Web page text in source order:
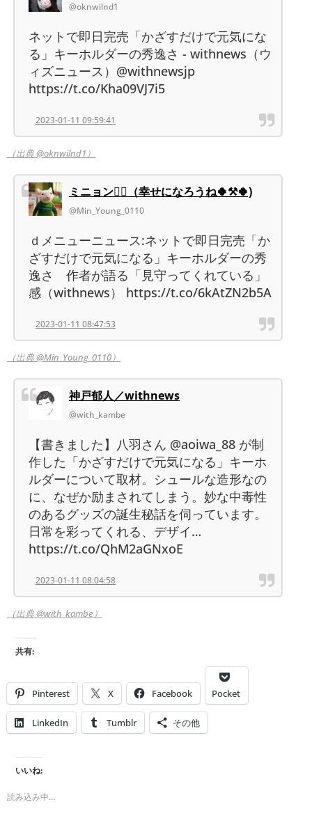
@oknwilnd1
ネットで即日完売「かざすだけで元気にな
る」キーホルダーの秀逸さ - withnews（ウ
ィズニュース）@withnewsjp
https://t.co/Kha09VJ7i5
2023-01-11 09:59:41
（出典 @oknwilnd1）
ミニョン🏳️‍🌈（幸せになろうね🍀⚒️🍀)
@Min_Young_0110
ｄメニューニュース:ネットで即日完売「か
ざすだけで元気になる」キーホルダーの秀
逸さ 作者が語る「見守ってくれている」
感（withnews） https://t.co/6kAtZN2b5A
2023-01-11 08:47:53
（出典 @Min_Young_0110）
神戸郁人／withnews
@with_kambe
【書きました】八羽さん @aoiwa_88 が制
作した「かざすだけで元気になる」キーホ
ルダーについて取材。シュールな造形なの
に、なぜか励まされてしまう。妙な中毒性
のあるグッズの誕生秘話を伺っています。
日常を彩ってくれる、デザイ…
https://t.co/QhM2aGNxoE
2023-01-11 08:04:58
（出典 @with_kambe）
共有:
Pinterest X Facebook Pocket
LinkedIn Tumblr その他
いいね:
読み込み中…